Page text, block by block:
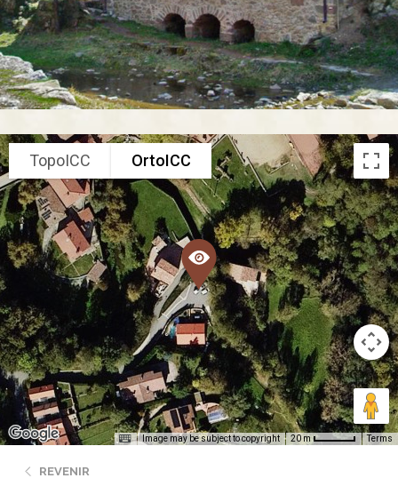
TopoICC OrtoICC
Image may be subject to copyright 20 m Terms
REVENIR